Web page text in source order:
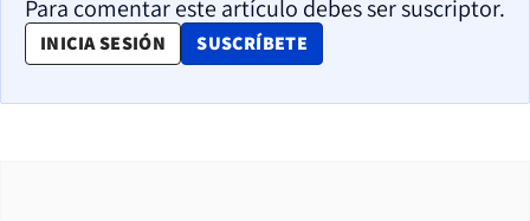
Para comentar este artículo debes ser suscriptor.
INICIA SESIÓN SUSCRÍBETE
OPENS IN NEW WINDOW